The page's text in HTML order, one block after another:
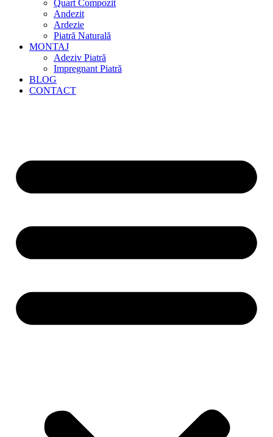
Quart Compozit
Andezit
Ardezie
Piatră Naturală
MONTAJ
Adeziv Piatră
Impregnant Piatră
BLOG
CONTACT